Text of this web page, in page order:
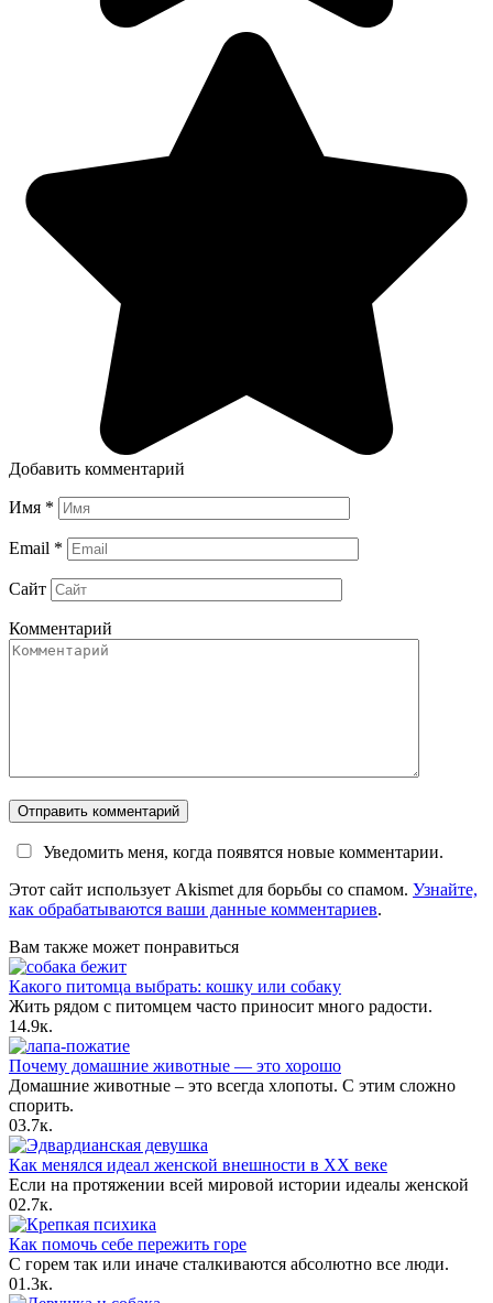
Добавить комментарий
Имя *
Email *
Сайт
Комментарий
Уведомить меня, когда появятся новые комментарии.
Этот сайт использует Akismet для борьбы со спамом. Узнайте,
как обрабатываются ваши данные комментариев.
Вам также может понравиться
Какого питомца выбрать: кошку или собаку
Жить рядом с питомцем часто приносит много радости.
14.9к.
Почему домашние животные — это хорошо
Домашние животные ‒ это всегда хлопоты. С этим сложно
спорить.
03.7к.
Как менялся идеал женской внешности в XX веке
Если на протяжении всей мировой истории идеалы женской
02.7к.
Как помочь себе пережить горе
С горем так или иначе сталкиваются абсолютно все люди.
01.3к.